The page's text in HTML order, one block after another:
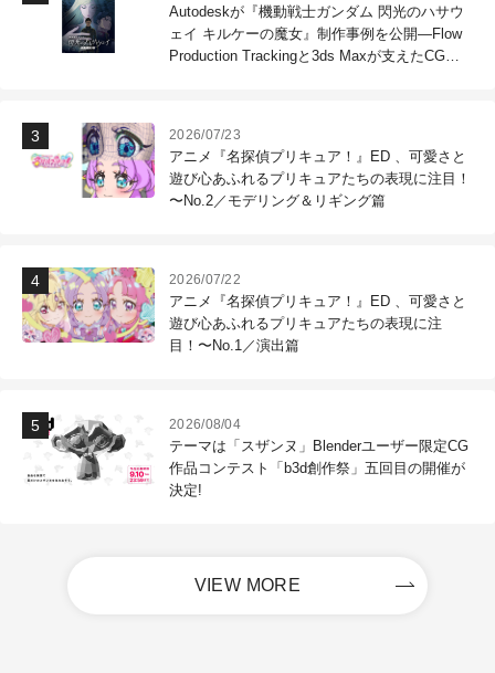
Autodeskが『機動戦士ガンダム 閃光のハサウ
ェイ キルケーの魔女』制作事例を公開―Flow
Production Trackingと3ds Maxが支えたCG制
2026/07/23
アニメ『名探偵プリキュア！』ED 、可愛さと
遊び心あふれるプリキュアたちの表現に注目！
〜No.2／モデリング＆リギング篇
2026/07/22
アニメ『名探偵プリキュア！』ED 、可愛さと
遊び心あふれるプリキュアたちの表現に注
目！〜No.1／演出篇
2026/08/04
テーマは「スザンヌ」Blenderユーザー限定CG
作品コンテスト「b3d創作祭」五回目の開催が
決定!
VIEW MORE